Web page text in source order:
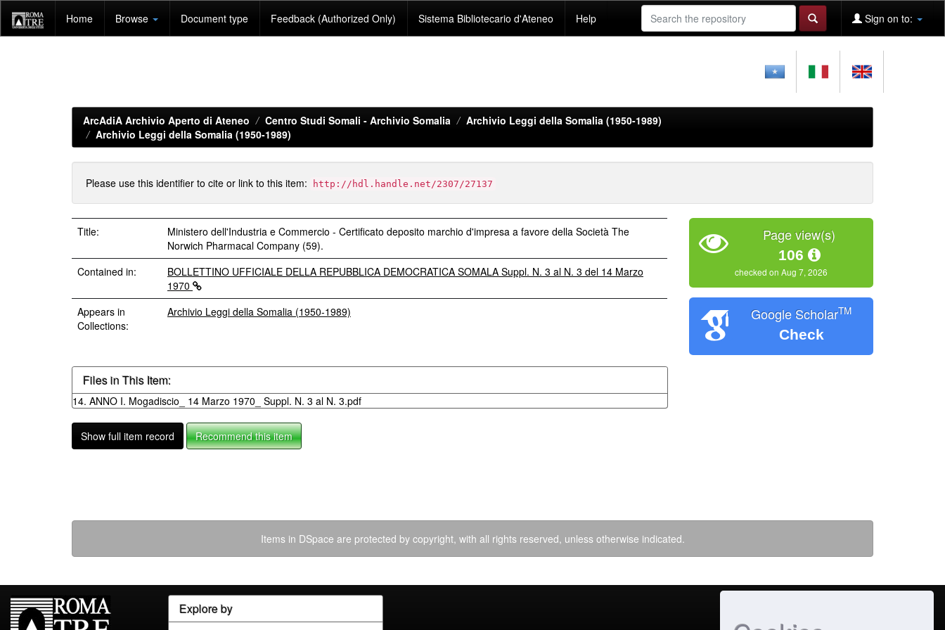
navigation
Home Browse Document type Feedback (Authorized Only) Sistema Bibliotecario d'Ateneo Help Sign on to:
ArcAdiA Archivio Aperto di Ateneo Centro Studi Somali - Archivio Somalia
Archivio Leggi della Somalia (1950-1989)
Archivio Leggi della Somalia (1950-1989)
Please use this identifier to cite or link to this item: http://hdl.handle.net/2307/27137
Title:
Ministero dell'Industria e Commercio - Certificato deposito marchio d'impresa a favore della Società The
Norwich Pharmacal Company (59).
Contained in:
BOLLETTINO UFFICIALE DELLA REPUBBLICA DEMOCRATICA SOMALA Suppl. N. 3 al N. 3 del 14 Marzo
1970
Appears in
Collections:
Archivio Leggi della Somalia (1950-1989)
Files in This Item:
14. ANNO I. Mogadiscio_ 14 Marzo 1970_ Suppl. N. 3 al N. 3.pdf
Show full item record Recommend this item
Page view(s)
106
checked on Aug 7, 2026
Google ScholarTM
Check
Items in DSpace are protected by copyright, with all rights reserved, unless otherwise indicated.
Explore by